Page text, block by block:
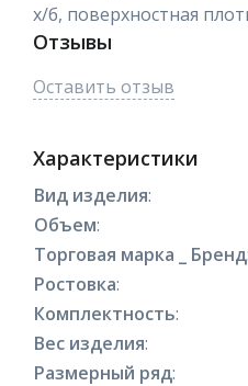
х/б, поверхностная
Отзывы
Оставить отзыв
Характеристики
Вид изделия:
Объем:
Торговая марка _ Бренд:
Ростовка:
Комплектность:
Вес изделия:
Размерный ряд: